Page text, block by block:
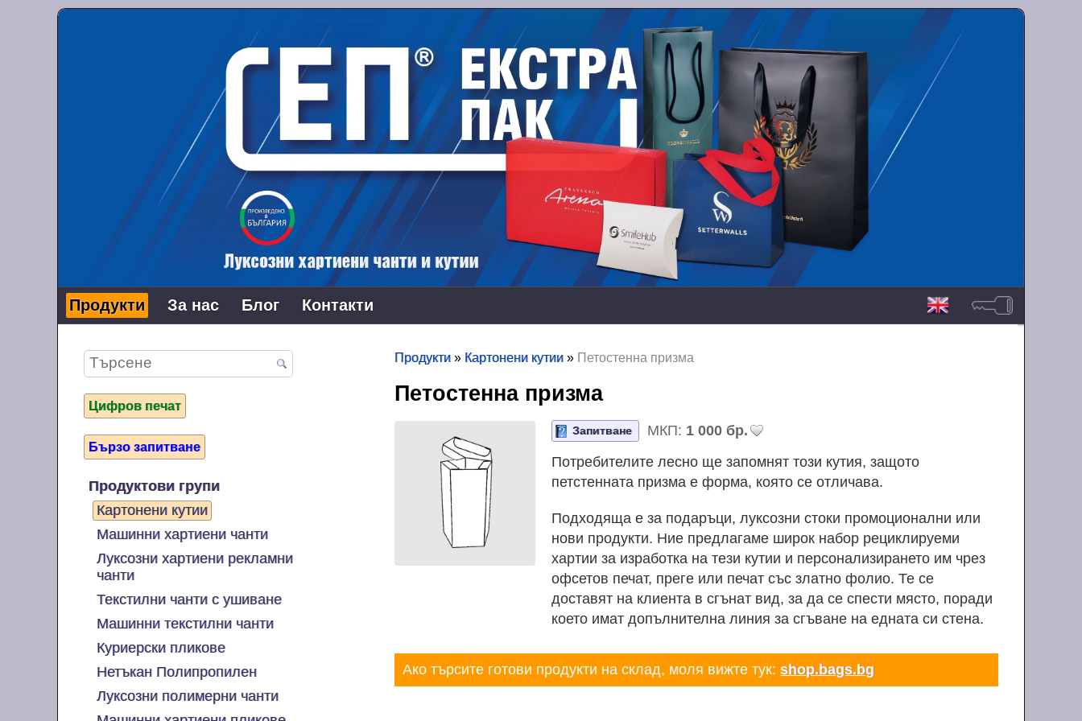
Продукти За нас Блог Контакти
Цифров печат
Бързо запитване
Продуктови групи
Картонени кутии
Машинни хартиени чанти
Луксозни хартиени рекламни
чанти
Текстилни чанти с ушиване
Машинни текстилни чанти
Куриерски пликове
Нетъкан Полипропилен
Луксозни полимерни чанти
Продукти » Картонени кутии » Петостенна призма
Петостенна призма
Запитване МКП: 1 000 бр.
Потребителите лесно ще запомнят този кутия, защото
петстенната призма е форма, която се отличава.
Подходяща е за подаръци, луксозни стоки промоционални или
нови продукти. Ние предлагаме широк набор рециклируеми
хартии за изработка на тези кутии и персонализирането им чрез
офсетов печат, преге или печат със златно фолио. Те се
доставят на клиента в сгънат вид, за да се спести място, поради
което имат допълнителна линия за сгъване на едната си стена.
Ако търсите готови продукти на склад, моля вижте тук:shop.bags.bg